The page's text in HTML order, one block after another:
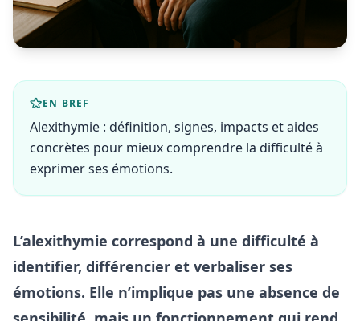
EN BREF
Alexithymie : définition, signes, impacts et aides
concrètes pour mieux comprendre la difficulté à
exprimer ses émotions.
L’alexithymie correspond à une difficulté à
identifier, différencier et verbaliser ses
émotions. Elle n’implique pas une absence de